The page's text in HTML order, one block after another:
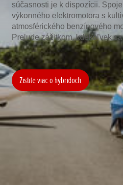
súčasnosti je k dispozícii.
výkonného elektromotora s
atmosférického benzínového
Prelude zážitkom, kdekoľvek
Zistite viac o hybridoch